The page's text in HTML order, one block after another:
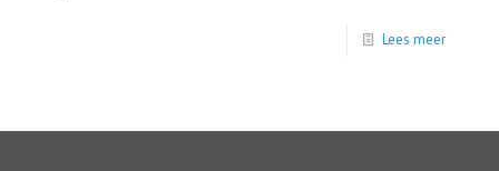
Lees meer